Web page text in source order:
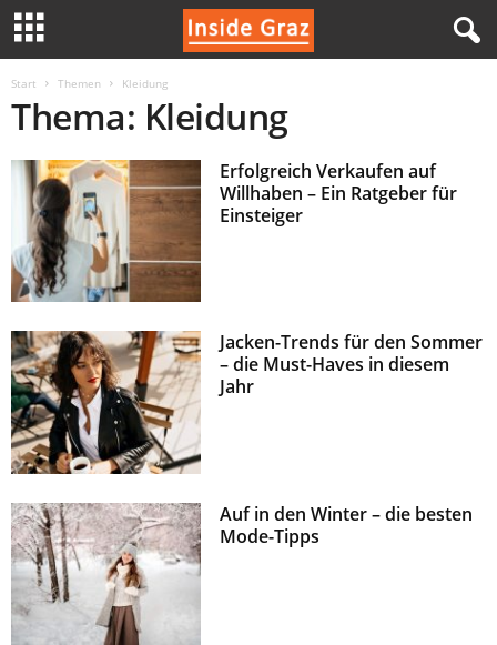
Start Themen Kleidung
Thema: Kleidung
Erfolgreich Verkaufen auf
Willhaben – Ein Ratgeber für
Einsteiger
Jacken-Trends für den Sommer
– die Must-Haves in diesem
Jahr
Auf in den Winter – die besten
Mode-Tipps